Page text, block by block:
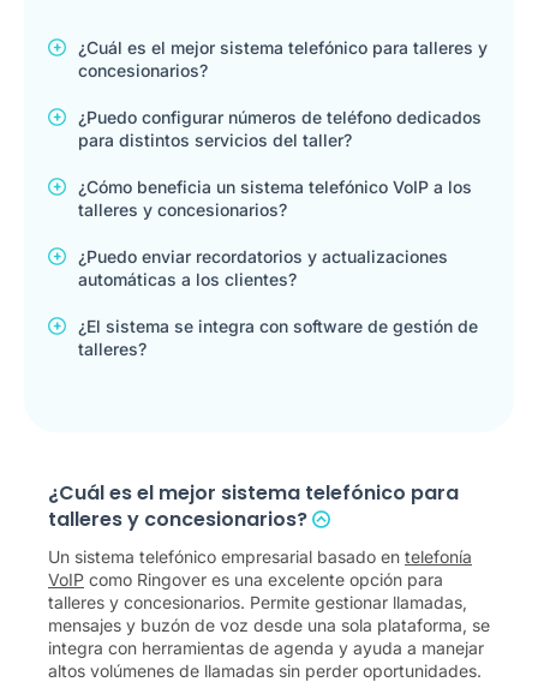
¿Cuál es el mejor sistema telefónico para talleres y
concesionarios?
¿Puedo configurar números de teléfono dedicados
para distintos servicios del taller?
¿Cómo beneficia un sistema telefónico VoIP a los
talleres y concesionarios?
¿Puedo enviar recordatorios y actualizaciones
automáticas a los clientes?
¿El sistema se integra con software de gestión de
talleres?
¿Cuál es el mejor sistema telefónico para
talleres y concesionarios?
Un sistema telefónico empresarial basado en telefonía
VoIP como Ringover es una excelente opción para
talleres y concesionarios. Permite gestionar llamadas,
mensajes y buzón de voz desde una sola plataforma, se
integra con herramientas de agenda y ayuda a manejar
altos volúmenes de llamadas sin perder oportunidades.